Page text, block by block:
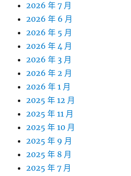
2026 年 7 月
2026 年 6 月
2026 年 5 月
2026 年 4 月
2026 年 3 月
2026 年 2 月
2026 年 1 月
2025 年 12 月
2025 年 11 月
2025 年 10 月
2025 年 9 月
2025 年 8 月
2025 年 7 月